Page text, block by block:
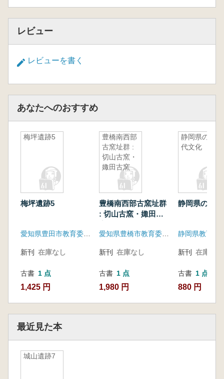
レビュー
レビューを書く
あなたへのおすすめ
梅坪遺跡5
梅坪遺跡5
愛知県豊田市教育委員会
新刊 在庫なし
古書 1 点
1,425 円
豊橋南西部
古窯址群 :
切山古窯・
娵田古窯
豊橋南西部古窯址群
: 切山古窯・娵田古
愛知県豊橋市教育委員会
新刊 在庫なし
古書 1 点
1,980 円
静岡県の古
代文化
静岡県の古
静岡県教育委
新刊 在庫なし
古書 1 点
880 円
最近見た本
城山遺跡7